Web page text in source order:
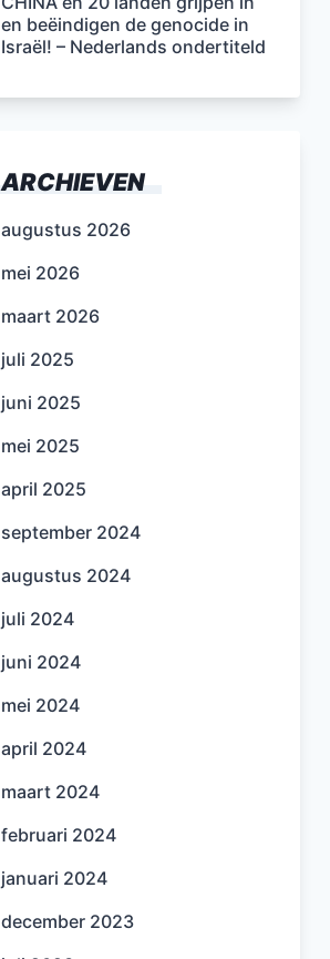
en beëindigen de genocide in
Israël! – Nederlands ondertiteld
ARCHIEVEN
augustus 2026
mei 2026
maart 2026
juli 2025
juni 2025
mei 2025
april 2025
september 2024
augustus 2024
juli 2024
juni 2024
mei 2024
april 2024
maart 2024
februari 2024
januari 2024
december 2023